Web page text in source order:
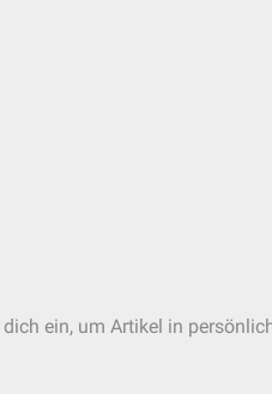
dich ein, um Artikel in